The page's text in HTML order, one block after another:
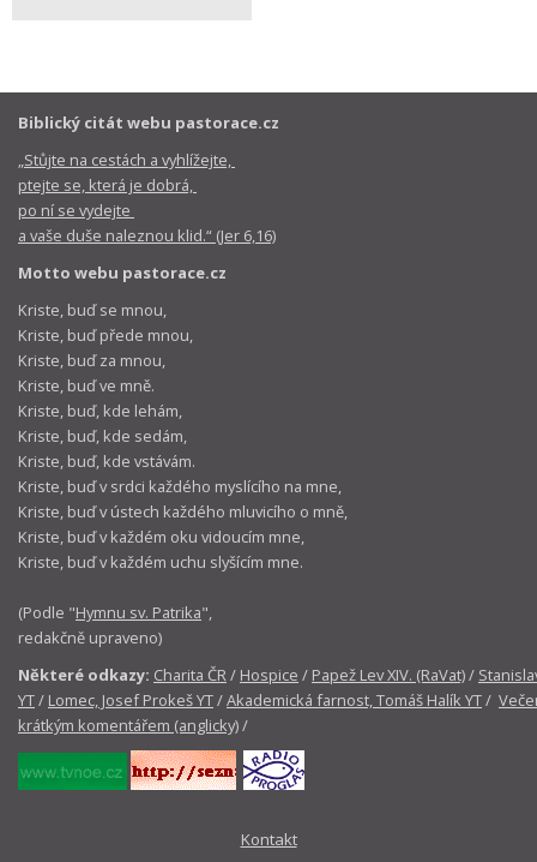
Biblický citát webu pastorace.cz
„Stůjte na cestách a vyhlížejte,
ptejte se, která je dobrá,
po ní se vydejte
a vaše duše naleznou klid.“ (Jer 6,16)
Motto webu pastorace.cz
Kriste, buď se mnou,
Kriste, buď přede mnou,
Kriste, buď za mnou,
Kriste, buď ve mně.
Kriste, buď, kde lehám,
Kriste, buď, kde sedám,
Kriste, buď, kde vstávám.
Kriste, buď v srdci každého myslícího na mne,
Kriste, buď v ústech každého mluvicího o mně,
Kriste, buď v každém oku vidoucím mne,
Kriste, buď v každém uchu slyšícím mne.
(Podle "Hymnu sv. Patrika",
redakčně upraveno)
Některé odkazy: Charita ČR/ Hospice / Papež Lev XIV. (RaVat)/
YT/ Lomec, Josef Prokeš YT/Akademická farnost, Tomáš Halík YT/
krátkým komentářem (anglicky)/
Kontakt